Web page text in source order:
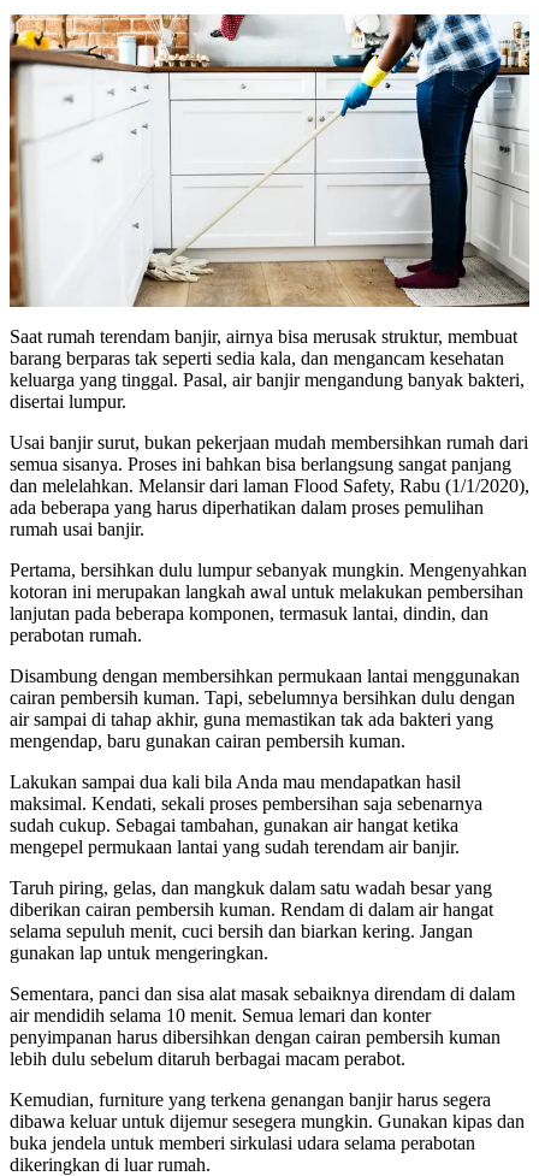
Saat rumah terendam banjir, airnya bisa merusak struktur, membuat
barang berparas tak seperti sedia kala, dan mengancam kesehatan
keluarga yang tinggal. Pasal, air banjir mengandung banyak bakteri,
disertai lumpur.
Usai banjir surut, bukan pekerjaan mudah membersihkan rumah dari
semua sisanya. Proses ini bahkan bisa berlangsung sangat panjang
dan melelahkan. Melansir dari laman Flood Safety, Rabu (1/1/2020),
ada beberapa yang harus diperhatikan dalam proses pemulihan
rumah usai banjir.
Pertama, bersihkan dulu lumpur sebanyak mungkin. Mengenyahkan
kotoran ini merupakan langkah awal untuk melakukan pembersihan
lanjutan pada beberapa komponen, termasuk lantai, dindin, dan
perabotan rumah.
Disambung dengan membersihkan permukaan lantai menggunakan
cairan pembersih kuman. Tapi, sebelumnya bersihkan dulu dengan
air sampai di tahap akhir, guna memastikan tak ada bakteri yang
mengendap, baru gunakan cairan pembersih kuman.
Lakukan sampai dua kali bila Anda mau mendapatkan hasil
maksimal. Kendati, sekali proses pembersihan saja sebenarnya
sudah cukup. Sebagai tambahan, gunakan air hangat ketika
mengepel permukaan lantai yang sudah terendam air banjir.
Taruh piring, gelas, dan mangkuk dalam satu wadah besar yang
diberikan cairan pembersih kuman. Rendam di dalam air hangat
selama sepuluh menit, cuci bersih dan biarkan kering. Jangan
gunakan lap untuk mengeringkan.
Sementara, panci dan sisa alat masak sebaiknya direndam di dalam
air mendidih selama 10 menit. Semua lemari dan konter
penyimpanan harus dibersihkan dengan cairan pembersih kuman
lebih dulu sebelum ditaruh berbagai macam perabot.
Kemudian, furniture yang terkena genangan banjir harus segera
dibawa keluar untuk dijemur sesegera mungkin. Gunakan kipas dan
buka jendela untuk memberi sirkulasi udara selama perabotan
dikeringkan di luar rumah.